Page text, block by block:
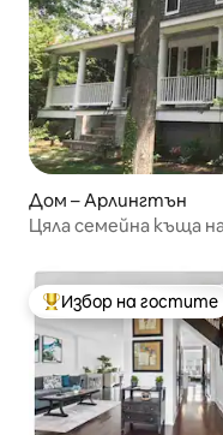
Дом – Арлингтън
Цяла семейна къща
Най-популярен
Избор на гостите